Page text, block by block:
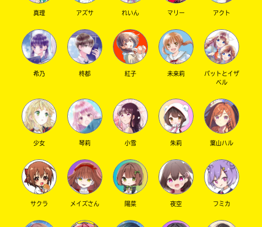
真理 アズサ れいん マリー アクト
希乃 柊都 紅子 未来莉
パットとイザ
ベル
少女 琴莉 小雪 朱莉 葉山ハル
サクラ メイズさん 陽菜 夜空 フミカ